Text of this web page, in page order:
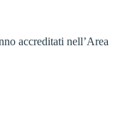
accreditati nell’Area